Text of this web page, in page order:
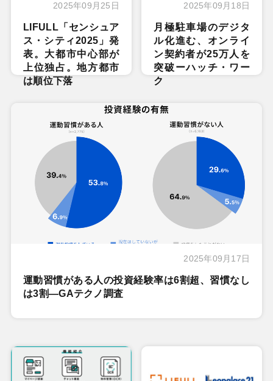
2025年09月25日
LIFULL「センシュア
ス・シティ2025」発
表。大都市中心部が
上位独占。地方都市
は順位下落
2025年09月18日
月極駐車場のデジタ
ル化進む、オンライ
ン契約者が25万人を
突破ーハッチ・ワー
ク
2025年09月17日
運動習慣がある人の投資経験率は6割超、習慣なし
は3割―GAテクノ調査